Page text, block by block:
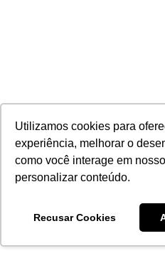
Utilizamos cookies para
experiência, melhorar o
como você interage em
personalizar conteúdo.
Recusar Cookies